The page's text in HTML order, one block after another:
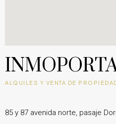
ALQUILES Y VENTA DE
85 y 87 avenida norte, pasaje